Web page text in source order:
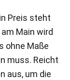
Preis steht
Main wird
ohne Maße
muss. Reicht
aus, um die